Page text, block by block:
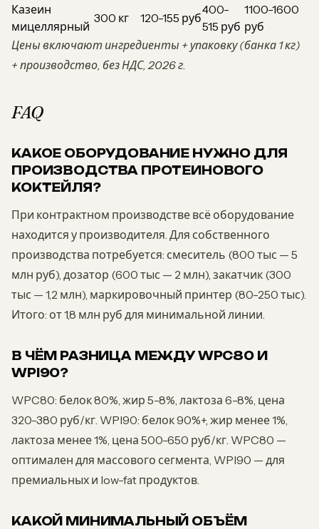
Казеин
мицеллярный
300 кг 120-155 руб
400-
515 руб
1100-1600
руб
Цены включают ингредиенты + упаковку (банка 1 кг)
+ производство, без НДС, 2026 г.
FAQ
КАКОЕ ОБОРУДОВАНИЕ НУЖНО ДЛЯ
ПРОИЗВОДСТВА ПРОТЕИНОВОГО
КОКТЕЙЛЯ?
При контрактном производстве всё оборудование
находится у производителя. Для собственного
производства потребуется: смеситель (800 тыс — 5
млн руб), дозатор (600 тыс — 2 млн), закатчик (300
тыс — 1,2 млн), маркировочный принтер (80-250 тыс).
Итого: от 1,8 млн руб для минимальной линии.
В ЧЁМ РАЗНИЦА МЕЖДУ WPC80 И
WPI90?
WPC80: белок 80%, жир 5-8%, лактоза 6-8%, цена
320-380 руб/кг. WPI90: белок 90%+, жир менее 1%,
лактоза менее 1%, цена 500-650 руб/кг. WPC80 —
оптимален для массового сегмента, WPI90 — для
премиальных и low-fat продуктов.
КАКОЙ МИНИМАЛЬНЫЙ ОБЪЁМ